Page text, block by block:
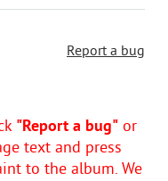
Report a bug
"Report a bug" or
text and press
to the album. We